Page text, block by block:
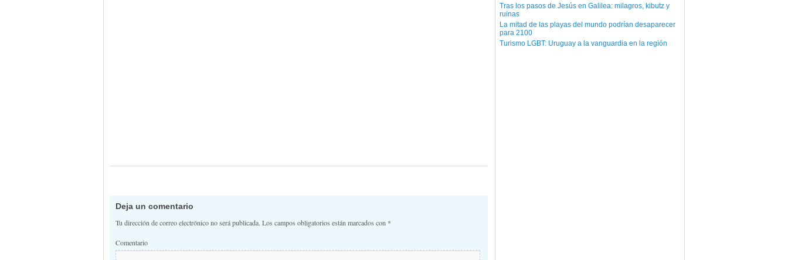
Tras los pasos de Jesús en Galilea: milagros, kibutz y
ruinas
La mitad de las playas del mundo podrían desaparecer
para 2100
Turismo LGBT: Uruguay a la vanguardia en la región
Deja un comentario
Tu dirección de correo electrónico no será publicada. Los campos obligatorios están marcados con *
Comentario